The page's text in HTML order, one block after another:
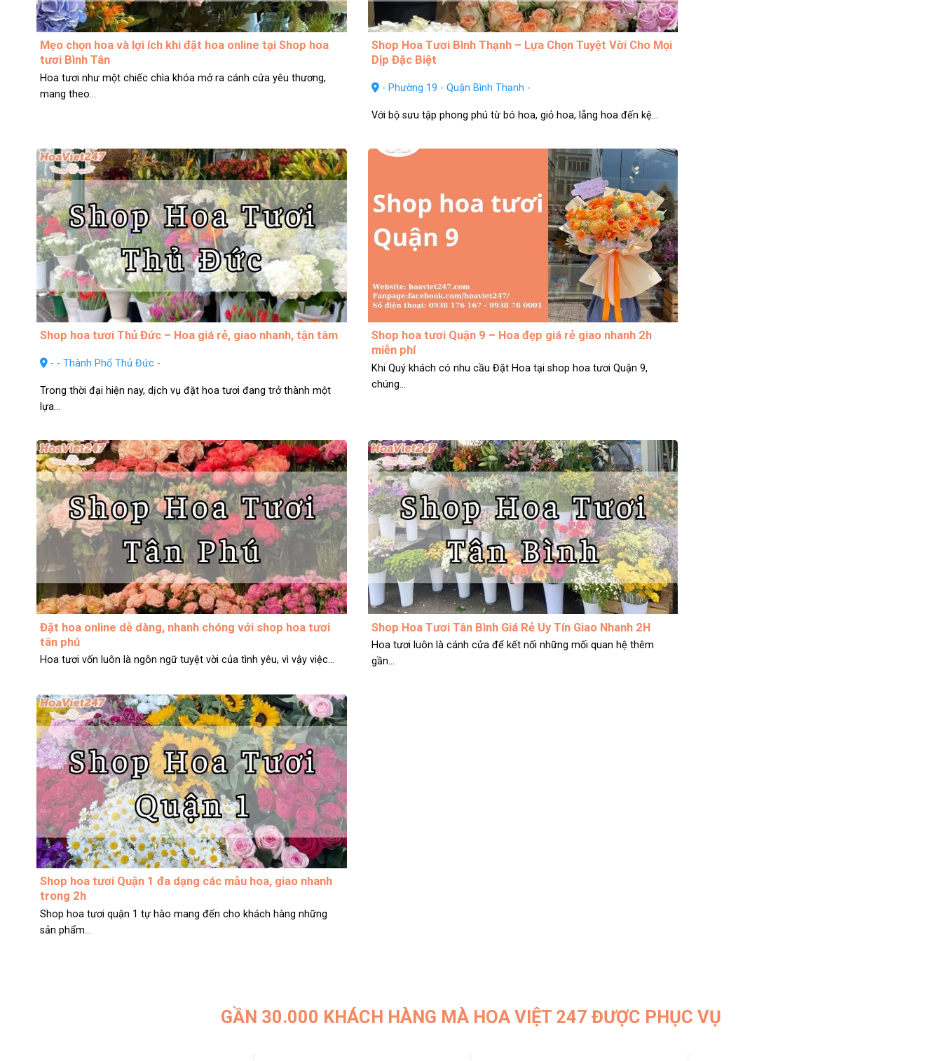
Mẹo chọn hoa và lợi ích khi đặt hoa online tại Shop hoa
tươi Bình Tân
Hoa tươi như một chiếc chìa khóa mở ra cánh cửa yêu thương,
mang theo...
Shop Hoa Tươi Bình Thạnh – Lựa Chọn Tuyệt Vời Cho Mọi
Dịp Đặc Biệt
- Phường 19 - Quận Bình Thạnh -
Với bộ sưu tập phong phú từ bó hoa, giỏ hoa, lẵng hoa đến kệ...
Shop hoa tươi Thủ Đức – Hoa giá rẻ, giao nhanh, tận tâm
- - Thành Phố Thủ Đức -
Trong thời đại hiện nay, dịch vụ đặt hoa tươi đang trở thành một
lựa...
Shop hoa tươi Quận 9 – Hoa đẹp giá rẻ giao nhanh 2h
miễn phí
Khi Quý khách có nhu cầu Đặt Hoa tại shop hoa tươi Quận 9,
chúng...
Đặt hoa online dễ dàng, nhanh chóng với shop hoa tươi
tân phú
Hoa tươi vốn luôn là ngôn ngữ tuyệt vời của tình yêu, vì vậy việc...
Shop Hoa Tươi Tân Bình Giá Rẻ Uy Tín Giao Nhanh 2H
Hoa tươi luôn là cánh cửa để kết nối những mối quan hệ thêm
gần...
Shop hoa tươi Quận 1 đa dạng các mẫu hoa, giao nhanh
trong 2h
Shop hoa tươi quận 1 tự hào mang đến cho khách hàng những
sản phẩm...
GẦN 30.000 KHÁCH HÀNG MÀ HOA VIỆT 247 ĐƯỢC PHỤC VỤ